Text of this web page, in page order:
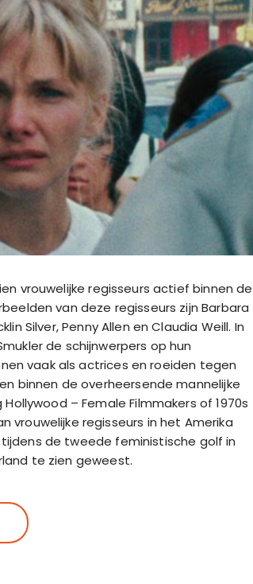
vrouwelijke regisseurs actief binnen de
van deze regisseurs zijn Barbara
Silver, Penny Allen en Claudia Weill. In
de schijnwerpers op hun
vaak als actrices en roeiden tegen
binnen de overheersende mannelijke
– Female Filmmakers of 1970s
vrouwelijke regisseurs in het Amerika
tijdens de tweede feministische golf in
te zien geweest.